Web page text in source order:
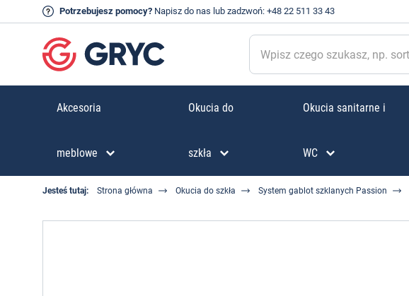
Potrzebujesz pomocy? Napisz do nas lub zadzwoń: +48 22 511 33 43
Akcesoria
meblowe
Okucia do
szkła
Okucia sanitarne i
WC
Jesteś tutaj: Strona główna Okucia do szkła System gablot szklanych Passion